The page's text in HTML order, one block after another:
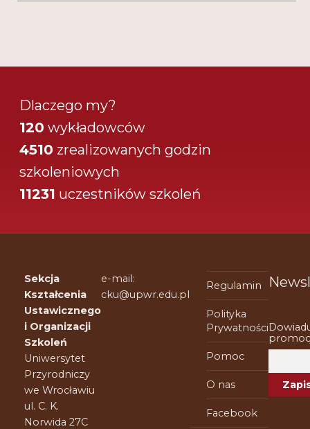
Dlaczego my?
120 wykładowców
4510 zrealizowanych godzin
szkoleniowych
11231 uczestników szkoleń
Sekcja
Kształcenia
Ustawicznego
i Organizacji
Szkoleń
Uniwersytet
Przyrodniczy
we Wrocławiu
ul. C. K.
Norwida 27C
e-mail:
cku@upwr.edu.pl
Regulamin
Polityka
Prywatności
Pomoc
O nas
Facebook